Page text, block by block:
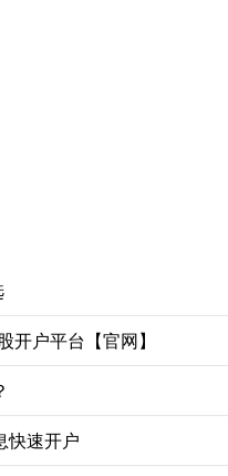
开户平台【官网】
快速开户